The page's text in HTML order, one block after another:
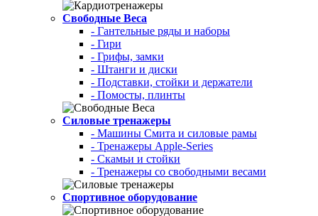
Свободные Веса
- Гантельные ряды и наборы
- Гири
- Грифы, замки
- Штанги и диски
- Подставки, стойки и держатели
- Помосты, плинты
Силовые тренажеры
- Машины Смита и силовые рамы
- Тренажеры Apple-Series
- Скамьи и стойки
- Тренажеры со свободными весами
Спортивное оборудование